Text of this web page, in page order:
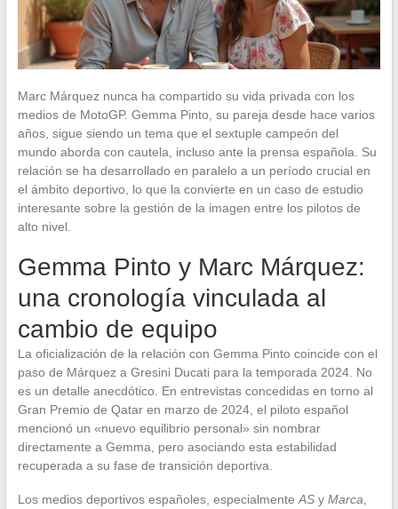
Marc Márquez nunca ha compartido su vida privada con los
medios de MotoGP. Gemma Pinto, su pareja desde hace varios
años, sigue siendo un tema que el sextuple campeón del
mundo aborda con cautela, incluso ante la prensa española. Su
relación se ha desarrollado en paralelo a un período crucial en
el ámbito deportivo, lo que la convierte en un caso de estudio
interesante sobre la gestión de la imagen entre los pilotos de
alto nivel.
Gemma Pinto y Marc Márquez:
una cronología vinculada al
cambio de equipo
La oficialización de la relación con Gemma Pinto coincide con el
paso de Márquez a Gresini Ducati para la temporada 2024. No
es un detalle anecdótico. En entrevistas concedidas en torno al
Gran Premio de Qatar en marzo de 2024, el piloto español
mencionó un «nuevo equilibrio personal» sin nombrar
directamente a Gemma, pero asociando esta estabilidad
recuperada a su fase de transición deportiva.
Los medios deportivos españoles, especialmente ASy Marca